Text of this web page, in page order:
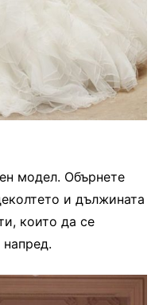
модел. Обърнете
и дължината
които да се
напред.